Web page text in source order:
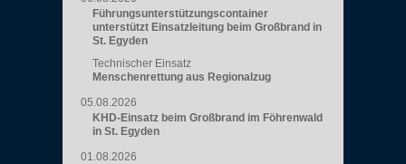
Führungsunterstützungscontainer
unterstützt Einsatzleitung beim Großbrand in
St. Egyden
Technischer Einsatz
Menschenrettung aus Regionalzug
05.08.2026
KHD-Einsatz beim Großbrand im Föhrenwald
in St. Egyden
01.08.2026